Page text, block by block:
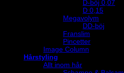
D-böj 0,07
D 0,15
Megavolym
DD-böj
Franslim
Pincetter
Image Column
Hårstyling
Allt inom hår